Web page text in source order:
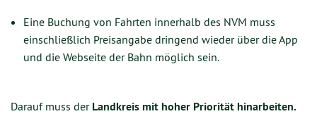
Eine Buchung von Fahrten innerhalb des NVM muss
einschließlich Preisangabe dringend wieder über die App
und die Webseite der Bahn möglich sein.
Darauf muss derLandkreis mit hoher Priorität hinarbeiten.